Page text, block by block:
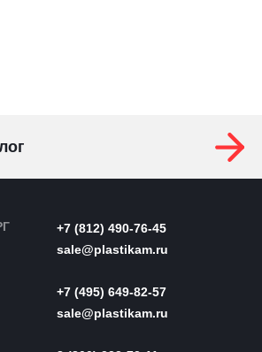
+7 (812) 490-76-45
sale@plastikam.ru
+7 (495) 649-82-57
sale@plastikam.ru